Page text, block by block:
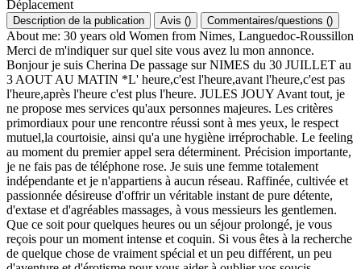
Déplacement
Description de la publication Avis () Commentaires/questions ()
About me: 30 years old Women from Nimes, Languedoc-Roussillon
Merci de m'indiquer sur quel site vous avez lu mon annonce.
Bonjour je suis Cherina De passage sur NIMES du 30 JUILLET au
3 AOUT AU MATIN *L' heure,c'est l'heure,avant l'heure,c'est pas
l'heure,après l'heure c'est plus l'heure. JULES JOUY Avant tout, je
ne propose mes services qu'aux personnes majeures. Les critères
primordiaux pour une rencontre réussi sont à mes yeux, le respect
mutuel,la courtoisie, ainsi qu'a une hygiène irréprochable. Le feeling
au moment du premier appel sera déterminent. Précision importante,
je ne fais pas de téléphone rose. Je suis une femme totalement
indépendante et je n'appartiens à aucun réseau. Raffinée, cultivée et
passionnée désireuse d'offrir un véritable instant de pure détente,
d'extase et d'agréables massages, à vous messieurs les gentlemen.
Que ce soit pour quelques heures ou un séjour prolongé, je vous
reçois pour un moment intense et coquin. Si vous êtes à la recherche
de quelque chose de vraiment spécial et un peu différent, un peu